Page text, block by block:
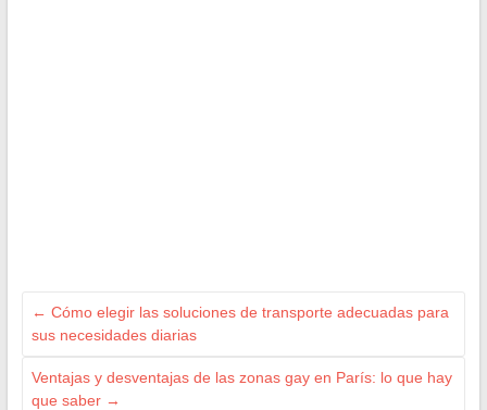
← Cómo elegir las soluciones de transporte adecuadas para
sus necesidades diarias
Ventajas y desventajas de las zonas gay en París: lo que hay
que saber →